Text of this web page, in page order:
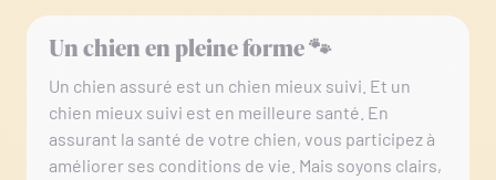
Un chien en pleine forme 🐾
Un chien assuré est un chien mieux suivi. Et un
chien mieux suivi est en meilleure santé. En
assurant la santé de votre chien, vous participez à
améliorer ses conditions de vie. Mais soyons clairs,